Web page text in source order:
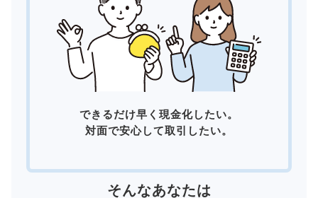
できるだけ早く現金化したい。
対面で安心して取引したい。
そんなあなたは